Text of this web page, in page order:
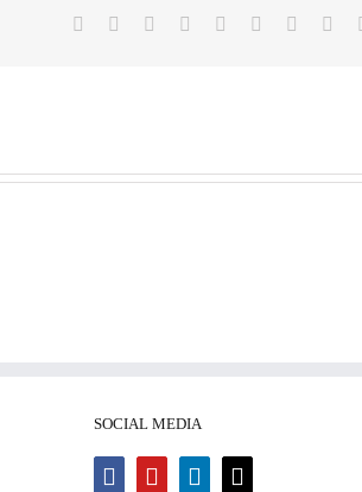
Facebook Reddit LinkedInWhatsApp
TumblrPinterest
SOCIAL MEDIA